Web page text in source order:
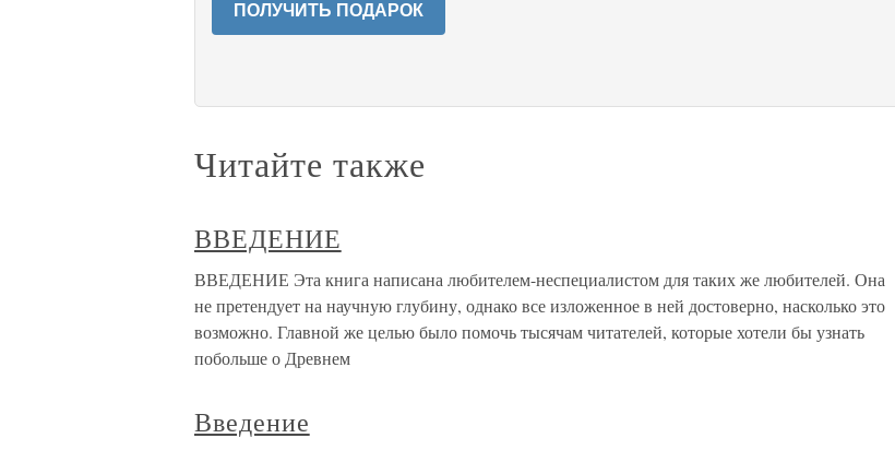
ПОЛУЧИТЬ ПОДАРОК
Читайте также
ВВЕДЕНИЕ
ВВЕДЕНИЕ Эта книга написана любителем-неспециалистом для таких же любителей. Она
не претендует на научную глубину, однако все изложенное в ней достоверно, насколько это
возможно. Главной же целью было помочь тысячам читателей, которые хотели бы узнать
побольше о Древнем
Введение